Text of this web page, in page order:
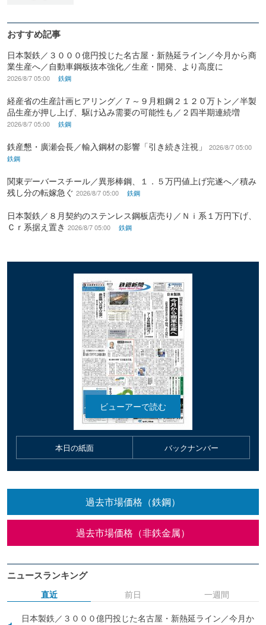
おすすめ記事
日本製鉄／３０００億円投じた名古屋・新熱延ライン／今月から商
業生産へ／自動車鋼板抜本強化／生産・開発、より高度に
2026/8/7 05:00 鉄鋼
経産省の生産計画ヒアリング／７～９月粗鋼２１２０万トン／半製
品生産が押し上げ、駆け込み需要の可能性も／２四半期連続増
2026/8/7 05:00 鉄鋼
鉄産懇・廣瀬会長／輸入鋼材の影響「引き続き注視」
2026/8/7 05:00
鉄鋼
関東デーバースチール／異形棒鋼、１．５万円値上げ完遂へ／積み
残し分の転嫁急ぐ 2026/8/7 05:00 鉄鋼
日本製鉄／８月契約のステンレス鋼板店売り／Ｎｉ系１万円下げ、
Ｃｒ系据え置き 2026/8/7 05:00 鉄鋼
本日の紙面 バックナンバー
過去市場価格（鉄鋼）
過去市場価格（非鉄金属）
ニュースランキング
直近
日本製鉄／３０００億円投じた名古屋・新熱延ライン／今月か
前日 一週間